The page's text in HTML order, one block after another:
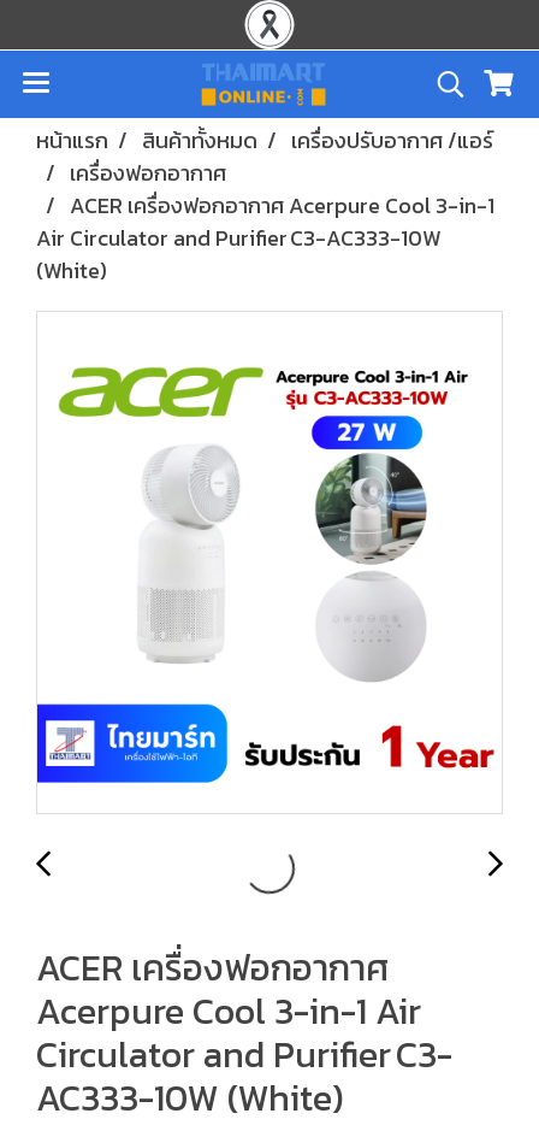
หน้าแรก สินค้าทั้งหมด
เครื่องปรับอากาศ /แอร์
เครื่องฟอกอากาศ
ACER เครื่องฟอกอากาศ Acerpure Cool 3-in-1
Air Circulator and Purifier C3-AC333-10W
(White)
ACER เครื่องฟอกอากาศ
Acerpure Cool 3-in-1 Air
Circulator and Purifier C3-
AC333-10W (White)